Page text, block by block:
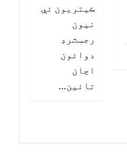
ڪيتريون ئي
نيون
رجسٽرڊ
دوائون
اڃان
تائين…